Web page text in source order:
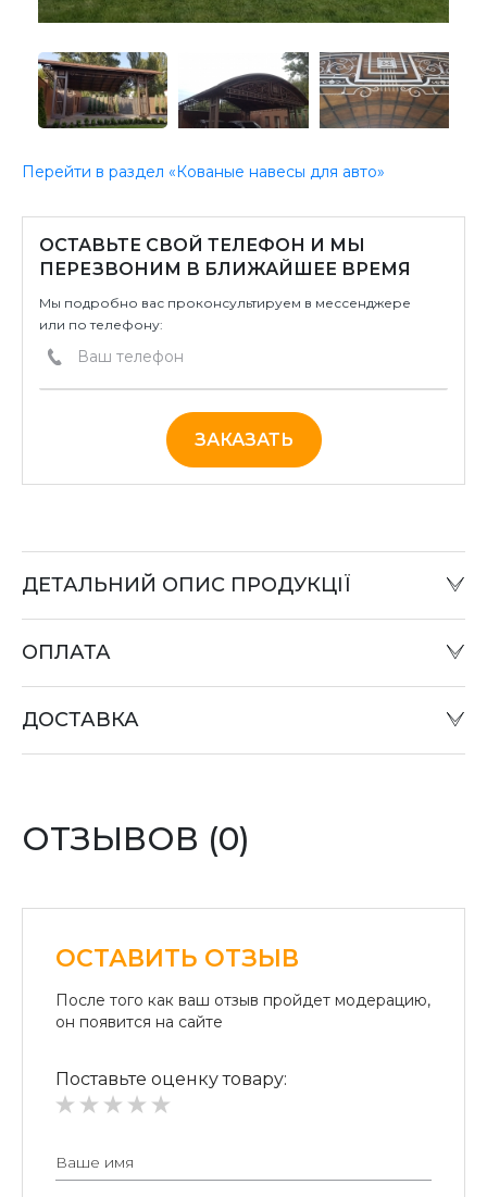
Перейти в раздел «Кованые навесы для авто»
ОСТАВЬТЕ СВОЙ ТЕЛЕФОН И МЫ
ПЕРЕЗВОНИМ В БЛИЖАЙШЕЕ ВРЕМЯ
Мы подробно вас проконсультируем в мессенджере
или по телефону:
ЗАКАЗАТЬ
ДЕТАЛЬНИЙ ОПИС ПРОДУКЦІЇ
или при отправке «Наложенным платежом» в
«Райффайзен Банк Аваль»
Безналичный расчет для юридических лиц:
ОПЛАТА
ДОСТАВКА
ОТЗЫВОВ (0)
ОСТАВИТЬ ОТЗЫВ
После того как ваш отзыв пройдет модерацию,
он появится на сайте
Поставьте оценку товару: